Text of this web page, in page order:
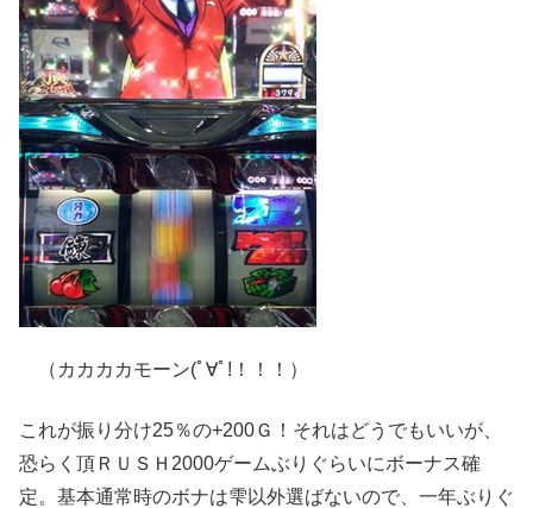
（カカカカモーン(ﾟ∀ﾟ!！！！）
これが振り分け25％の+200Ｇ！それはどうでもいいが、
恐らく頂ＲＵＳＨ2000ゲームぶりぐらいにボーナス確
定。基本通常時のボナは雫以外選ばないので、一年ぶりぐ